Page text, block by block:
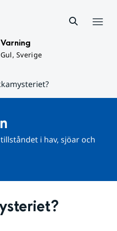
Varning
Gul, Sverige
i hav, sjöar och